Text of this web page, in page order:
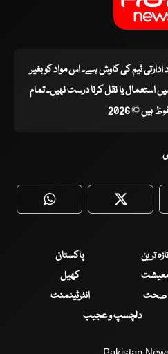
ادارتی ٹیم کی کاوش ہے۔ اس مواد کو بغیر
یا نقل کرنا درست نہیں۔ تمام
ہیں © 2026
WhatsApp Twitter
تازہ ترین
پاکستان
کھیل
صحت
انٹرٹینمنٹ
دلچسپ و عجیب